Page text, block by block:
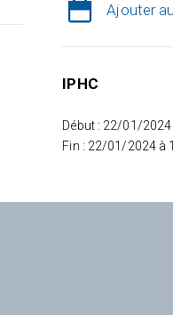
Ajouter
IPHC
Début : 22/01/2024
Fin : 22/01/2024 à